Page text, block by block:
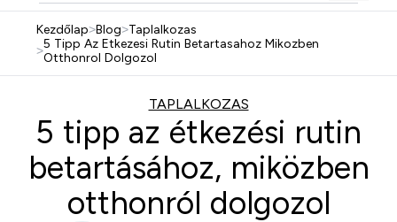
Kezdőlap>Blog>Taplalkozas
>5 Tipp Az Etkezesi Rutin Betartasahoz Mikozben
Otthonrol Dolgozol
TAPLALKOZAS
5 tipp az étkezési rutin
betartásához, miközben
otthonról dolgozol